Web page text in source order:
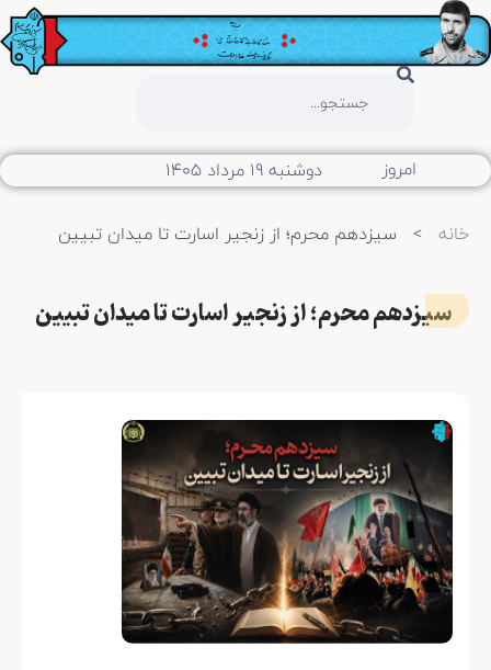
امروز دوشنبه ۱۹ مرداد ۱۴۰۵
خانه > سیزدهم محرم؛ از زنجیر اسارت تا میدان تبیین
سیزدهم محرم؛ از زنجیر اسارت تا میدان تبیین